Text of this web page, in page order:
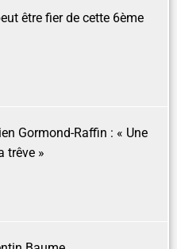
être fier de cette 6ème
Gormond-Raffin : « Une
trêve »